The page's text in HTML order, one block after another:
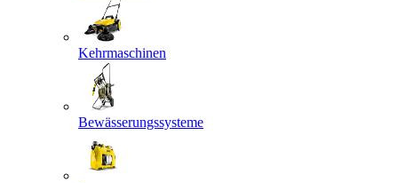
Kehrmaschinen
Bewässerungssysteme